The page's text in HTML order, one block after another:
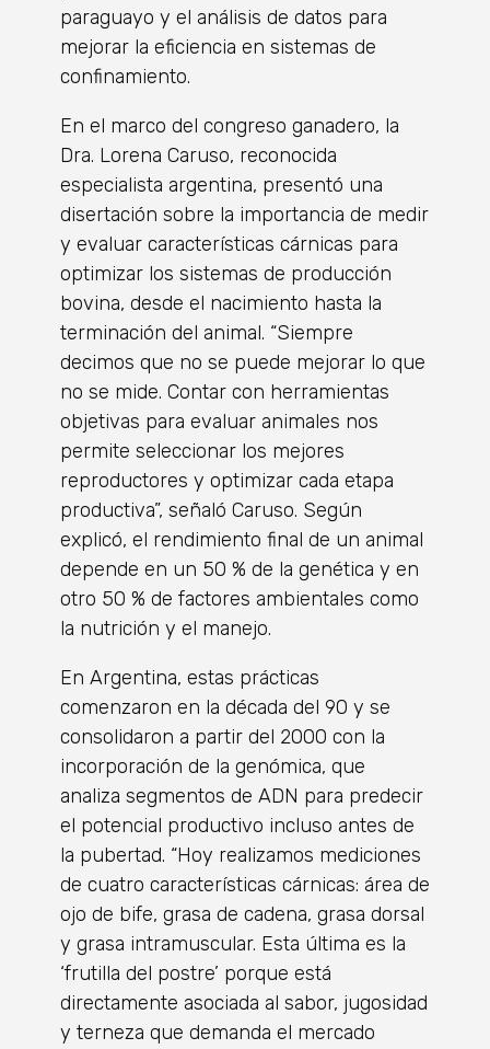
paraguayo y el análisis de datos para
mejorar la eficiencia en sistemas de
confinamiento.
En el marco del congreso ganadero, la
Dra. Lorena Caruso, reconocida
especialista argentina, presentó una
disertación sobre la importancia de medir
y evaluar características cárnicas para
optimizar los sistemas de producción
bovina, desde el nacimiento hasta la
terminación del animal. “Siempre
decimos que no se puede mejorar lo que
no se mide. Contar con herramientas
objetivas para evaluar animales nos
permite seleccionar los mejores
reproductores y optimizar cada etapa
productiva”, señaló Caruso. Según
explicó, el rendimiento final de un animal
depende en un 50 % de la genética y en
otro 50 % de factores ambientales como
la nutrición y el manejo.
En Argentina, estas prácticas
comenzaron en la década del 90 y se
consolidaron a partir del 2000 con la
incorporación de la genómica, que
analiza segmentos de ADN para predecir
el potencial productivo incluso antes de
la pubertad. “Hoy realizamos mediciones
de cuatro características cárnicas: área de
ojo de bife, grasa de cadena, grasa dorsal
y grasa intramuscular. Esta última es la
‘frutilla del postre’ porque está
directamente asociada al sabor, jugosidad
y terneza que demanda el mercado